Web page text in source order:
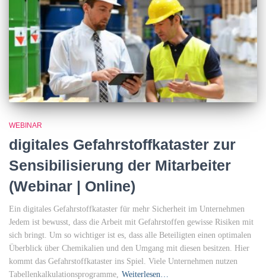
WEBINAR
digitales Gefahrstoffkataster zur
Sensibilisierung der Mitarbeiter
(Webinar | Online)
Ein digitales Gefahrstoffkataster für mehr Sicherheit im Unternehmen
Jedem ist bewusst, dass die Arbeit mit Gefahrstoffen gewisse Risiken mit
sich bringt. Um so wichtiger ist es, dass alle Beteiligten einen optimalen
Überblick über Chemikalien und den Umgang mit diesen besitzen. Hier
kommt das Gefahrstoffkataster ins Spiel. Viele Unternehmen nutzen
Tabellenkalkulationsprogramme, Weiterlesen…